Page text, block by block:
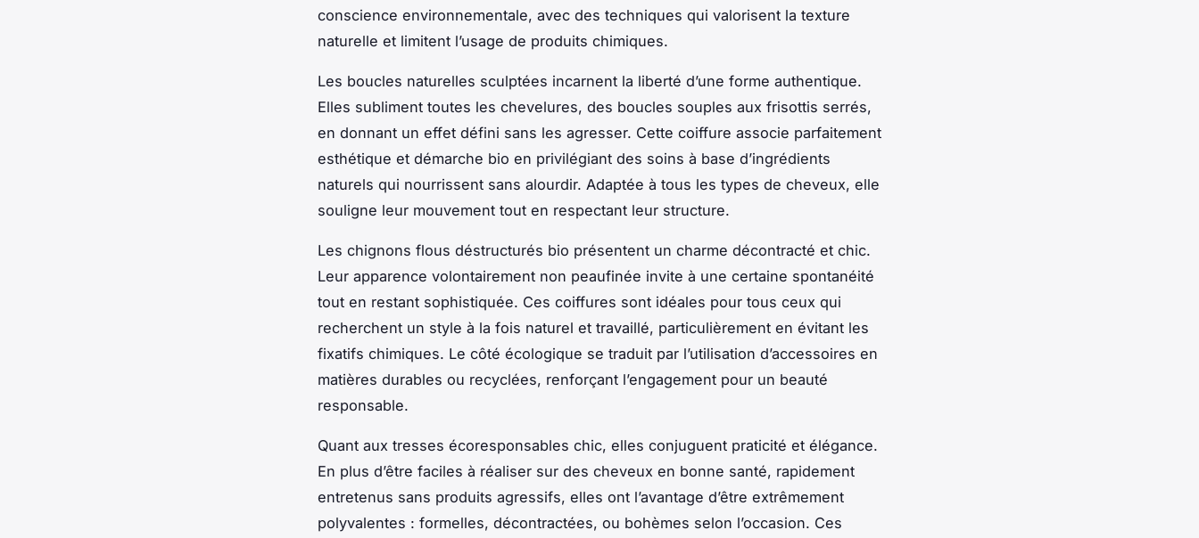
conscience environnementale, avec des techniques qui valorisent la texture
naturelle et limitent l’usage de produits chimiques.
Les boucles naturelles sculptées incarnent la liberté d’une forme authentique.
Elles subliment toutes les chevelures, des boucles souples aux frisottis serrés,
en donnant un effet défini sans les agresser. Cette coiffure associe parfaitement
esthétique et démarche bio en privilégiant des soins à base d’ingrédients
naturels qui nourrissent sans alourdir. Adaptée à tous les types de cheveux, elle
souligne leur mouvement tout en respectant leur structure.
Les chignons flous déstructurés bio présentent un charme décontracté et chic.
Leur apparence volontairement non peaufinée invite à une certaine spontanéité
tout en restant sophistiquée. Ces coiffures sont idéales pour tous ceux qui
recherchent un style à la fois naturel et travaillé, particulièrement en évitant les
fixatifs chimiques. Le côté écologique se traduit par l’utilisation d’accessoires en
matières durables ou recyclées, renforçant l’engagement pour un beauté
responsable.
Quant aux tresses écoresponsables chic, elles conjuguent praticité et élégance.
En plus d’être faciles à réaliser sur des cheveux en bonne santé, rapidement
entretenus sans produits agressifs, elles ont l’avantage d’être extrêmement
polyvalentes : formelles, décontractées, ou bohèmes selon l’occasion. Ces